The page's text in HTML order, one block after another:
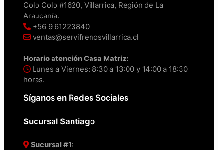
Colo Colo #1620, Villarrica, Región de La
Araucanía.
+56 9 61223840
ventas@servifrenosvillarrica.cl
Horario atención Casa Matriz:
Lunes a Viernes: 8:30 a 13:00 y 14:00 a 18:30
horas.
Síganos en Redes Sociales
Sucursal Santiago
Sucursal #1: